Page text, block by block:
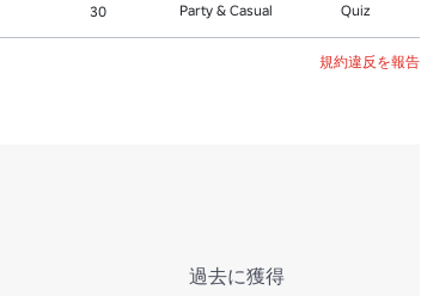
30
Party & Casual
Quiz
規約違反を報告
過去に獲得